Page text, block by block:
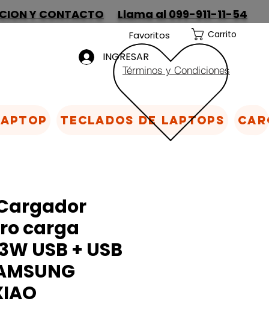
Y CONTACTO Llama al 099-911-11-54
Favoritos Carrito
Términos y Condiciones
INGRESAR
Cargador
carga
USB + USB
Teclados de laptops